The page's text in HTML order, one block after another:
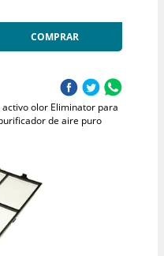
COMPRAR
olor Eliminator para
de aire puro